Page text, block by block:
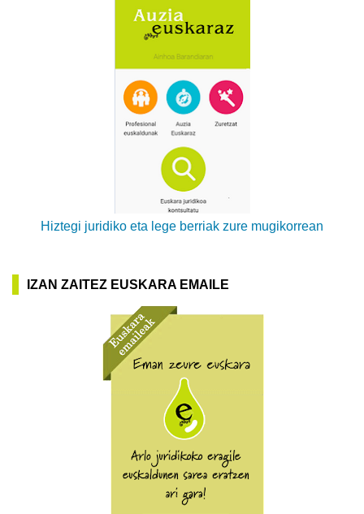
Hiztegi juridiko eta lege berriak zure mugikorrean
IZAN ZAITEZ EUSKARA EMAILE